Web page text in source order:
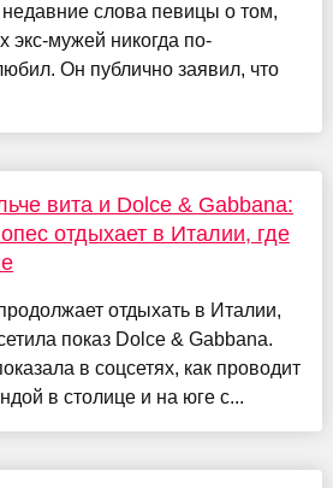
слова певицы о том,
экс-мужей никогда по-
Он публично заявил, что
вита и Dolce & Gabbana:
отдыхает в Италии, где
отдыхать в Италии,
показ Dolce & Gabbana.
в соцсетях, как проводит
в столице и на юге с...